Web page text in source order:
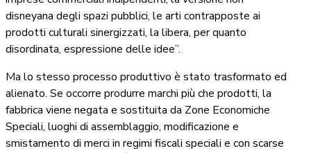
disneyana degli spazi pubblici, le arti contrapposte ai
prodotti culturali sinergizzati, la libera, per quanto
disordinata, espressione delle idee”.
Ma lo stesso processo produttivo è stato trasformato ed
alienato. Se occorre produrre marchi più che prodotti, la
fabbrica viene negata e sostituita da Zone Economiche
Speciali, luoghi di assemblaggio, modificazione e
smistamento di merci in regimi fiscali speciali e con scarse